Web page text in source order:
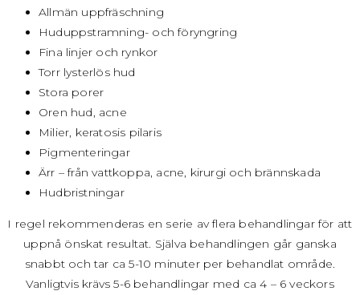
Allmän uppfräschning
Huduppstramning- och föryngring
Fina linjer och rynkor
Torr lysterlös hud
Stora porer
Oren hud, acne
Milier, keratosis pilaris
Pigmenteringar
Ärr – från vattkoppa, acne, kirurgi och brännskada
Hudbristningar
I regel rekommenderas en serie av flera behandlingar för att
uppnå önskat resultat. Själva behandlingen går ganska
snabbt och tar ca 5-10 minuter per behandlat område.
Vanligtvis krävs 5-6 behandlingar med ca 4 – 6 veckors